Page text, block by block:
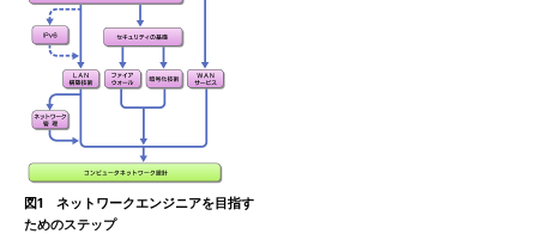
図1 ネットワークエンジニアを目指す
ためのステップ